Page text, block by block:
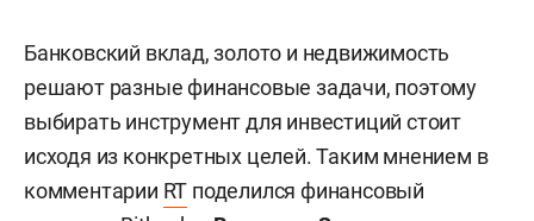
Банковский вклад, золото и недвижимость
решают разные финансовые задачи, поэтому
выбирать инструмент для инвестиций стоит
исходя из конкретных целей. Таким мнением в
комментарии RT поделился финансовый